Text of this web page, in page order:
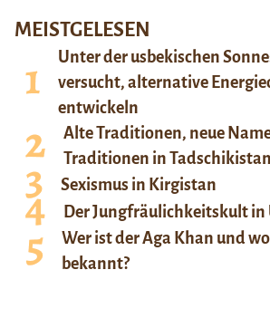
MEISTGELESEN
Unter der usbekischen
versucht, alternative
entwickeln
Alte Traditionen, neue
Traditionen in Tadschikistan
Sexismus in Kirgistan
Der Jungfräulichkeitskult in
Wer ist der Aga Khan und
bekannt?